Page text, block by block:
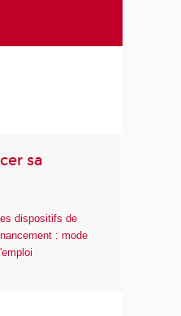
sa
dispositifs de
: mode